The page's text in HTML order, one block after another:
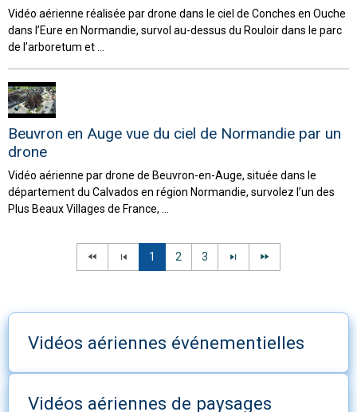
Vidéo aérienne réalisée par drone dans le ciel de Conches en Ouche
dans l’Eure en Normandie, survol au-dessus du Rouloir dans le parc
de l’arboretum et ...
Beuvron en Auge vue du ciel de Normandie par un
drone
Vidéo aérienne par drone de Beuvron-en-Auge, située dans le
département du Calvados en région Normandie, survolez l’un des
Plus Beaux Villages de France, ...
1 2 3
Vidéos aériennes événementielles
Vidéos aériennes de paysages